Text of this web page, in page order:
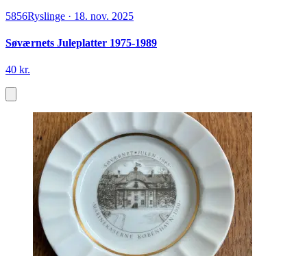
5856Ryslinge · 18. nov. 2025
Søværnets Juleplatter 1975-1989
40 kr.